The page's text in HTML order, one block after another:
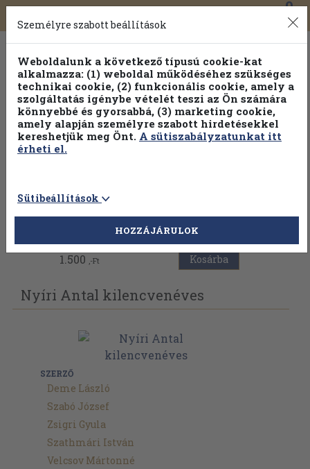
Toggle
navigation
0
Válogasson több mint 30 000 kötet közül
Hobbi témakörökben20% kedvezménnyel!
Vissza az előző oldalra
1.500 ,-Ft Kosárba
Nyíri Antal kilencvenéves
SZERZŐ
Deme László
Szabó József
Zsigri Gyula
Szathmári István
Velcsov Mártonné
Személyre szabott beállítások
Weboldalunk a következő típusú cookie-kat
alkalmazza: (1) weboldal működéséhez szükséges
technikai cookie, (2) funkcionális cookie, amely a
szolgáltatás igénybe vételét teszi az Ön számára
könnyebbé és gyorsabbá, (3) marketing cookie,
amely alapján személyre szabott hirdetésekkel
kereshetjük meg Önt. A sütiszabályzatunkat itt
érheti el.
Sütibeállítások
HOZZÁJÁRULOK